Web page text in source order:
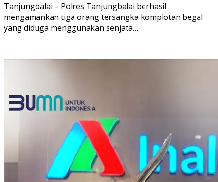
Tanjungbalai – Polres Tanjungbalai berhasil
mengamankan tiga orang tersangka komplotan begal
yang diduga menggunakan senjata…